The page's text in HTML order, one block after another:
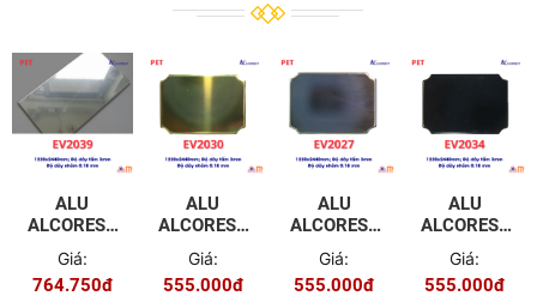
ALU
ALCOREST
TRONG
NHÀ PET
EV2039
Giá:
764.750đ
ALU
ALCOREST
TRONG
NHÀ PET
EV2030
Giá:
555.000đ
ALU
ALCOREST
TRONG
NHÀ PET
EV2029
Giá:
555.000đ
ALU
ALCOREST
TRONG
NHÀ PET
EV2034
Giá:
555.000đ